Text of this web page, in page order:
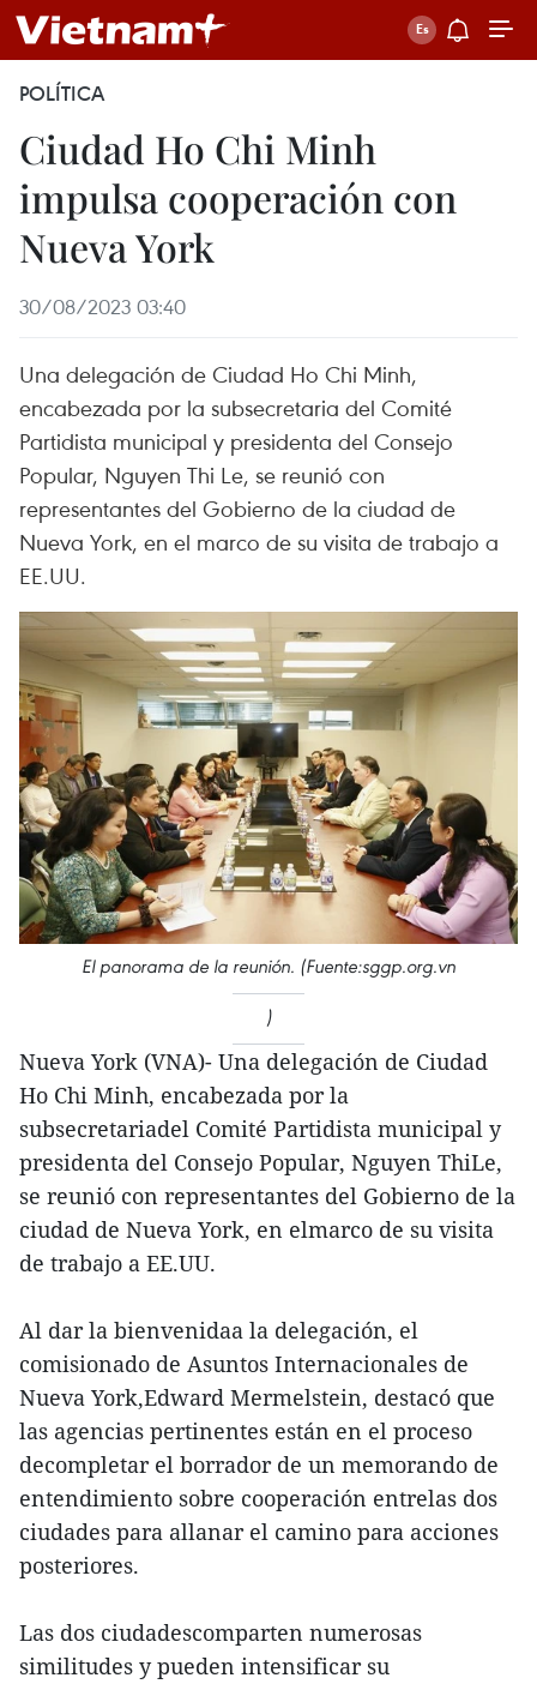
POLÍTICA
Ciudad Ho Chi Minh
impulsa cooperación con
Nueva York
30/08/2023 03:40
Una delegación de Ciudad Ho Chi Minh,
encabezada por la subsecretaria del Comité
Partidista municipal y presidenta del Consejo
Popular, Nguyen Thi Le, se reunió con
representantes del Gobierno de la ciudad de
Nueva York, en el marco de su visita de trabajo a
EE.UU.
El panorama de la reunión. (Fuente:sggp.org.vn
)
Nueva York (VNA)- Una delegación de Ciudad
Ho Chi Minh, encabezada por la
subsecretariadel Comité Partidista municipal y
presidenta del Consejo Popular, Nguyen ThiLe,
se reunió con representantes del Gobierno de la
ciudad de Nueva York, en elmarco de su visita
de trabajo a EE.UU.
Al dar la bienvenidaa la delegación, el
comisionado de Asuntos Internacionales de
Nueva York,Edward Mermelstein, destacó que
las agencias pertinentes están en el proceso
decompletar el borrador de un memorando de
entendimiento sobre cooperación entrelas dos
ciudades para allanar el camino para acciones
posteriores.
Las dos ciudadescomparten numerosas
similitudes y pueden intensificar su